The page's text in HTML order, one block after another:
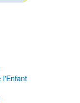
l'Enfant